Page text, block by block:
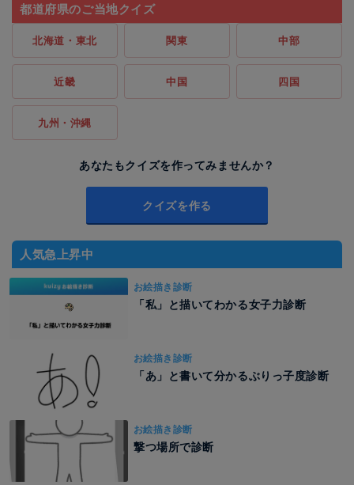
都道府県のご当地クイズ
北海道・東北 関東 中部
近畿 中国 四国
九州・沖縄
あなたもクイズを作ってみませんか？
クイズを作る
人気急上昇中
お絵描き診断
「私」と描いてわかる女子力診断
お絵描き診断
「あ」と書いて分かるぶりっ子度診断
お絵描き診断
撃つ場所で診断